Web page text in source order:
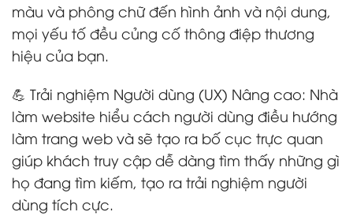
màu và phông chữ đến hình ảnh và nội dung,
mọi yếu tố đều củng cố thông điệp thương
hiệu của bạn.
💪 Trải nghiệm Người dùng (UX) Nâng cao: Nhà
làm website hiểu cách người dùng điều hướng
làm trang web và sẽ tạo ra bố cục trực quan
giúp khách truy cập dễ dàng tìm thấy những gì
họ đang tìm kiếm, tạo ra trải nghiệm người
dùng tích cực.